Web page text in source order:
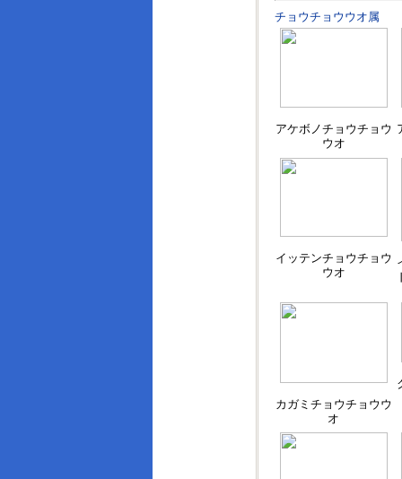
チョウチョウウオ属
アケボノチョウチョウ
ウオ
イッテンチョウチョウ
ウオ
カガミチョウチョウウ
オ